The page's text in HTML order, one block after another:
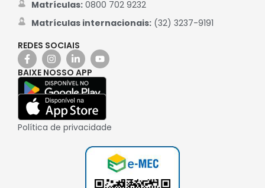
Matrículas:0800 702 9232
Matrículas internacionais:(32) 3237-9191
REDES SOCIAIS
BAIXE NOSSO APP
Política de privacidade